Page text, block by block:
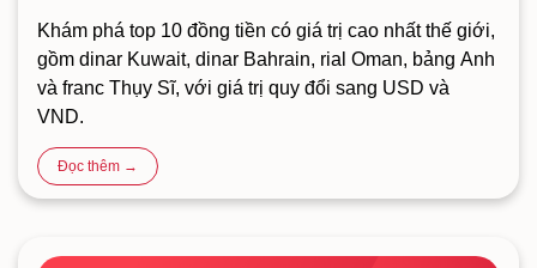
Khám phá top 10 đồng tiền có giá trị cao nhất thế giới,
gồm dinar Kuwait, dinar Bahrain, rial Oman, bảng Anh
và franc Thụy Sĩ, với giá trị quy đổi sang USD và
VND.
Đọc thêm →